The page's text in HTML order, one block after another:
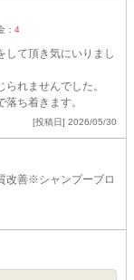
： 4
て頂き気にいりまし
れませんでした。
ち着きます。
[投稿日] 2026/05/30
改善※シャンプーブロ